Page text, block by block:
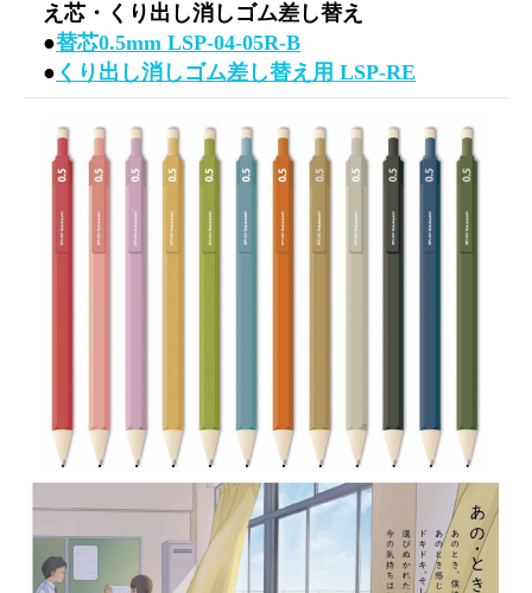
え芯・くり出し消しゴム差し替え
●替芯0.5mm LSP-04-05R-B
● くり出し消しゴム差し替え用 LSP-RE